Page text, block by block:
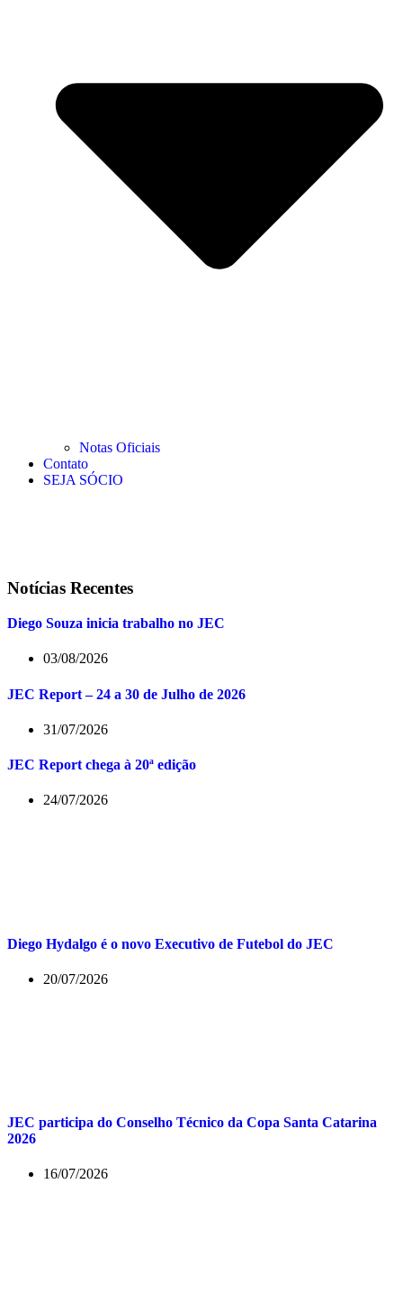
Notas Oficiais
Contato
SEJA SÓCIO
Notícias Recentes
Diego Souza inicia trabalho no JEC
03/08/2026
JEC Report – 24 a 30 de Julho de 2026
31/07/2026
JEC Report chega à 20ª edição
24/07/2026
Diego Hydalgo é o novo Executivo de Futebol do JEC
20/07/2026
JEC participa do Conselho Técnico da Copa Santa Catarina
2026
16/07/2026